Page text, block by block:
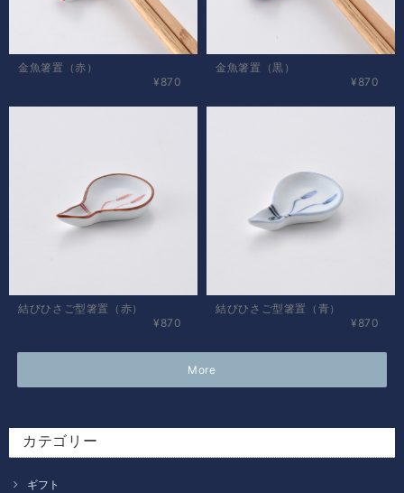
金魚箸置（赤）
¥870
金魚箸置（黒）
¥870
結びひさご型箸置（赤）
¥870
結びひさご型箸置（青）
¥870
More
カテゴリー
ギフト